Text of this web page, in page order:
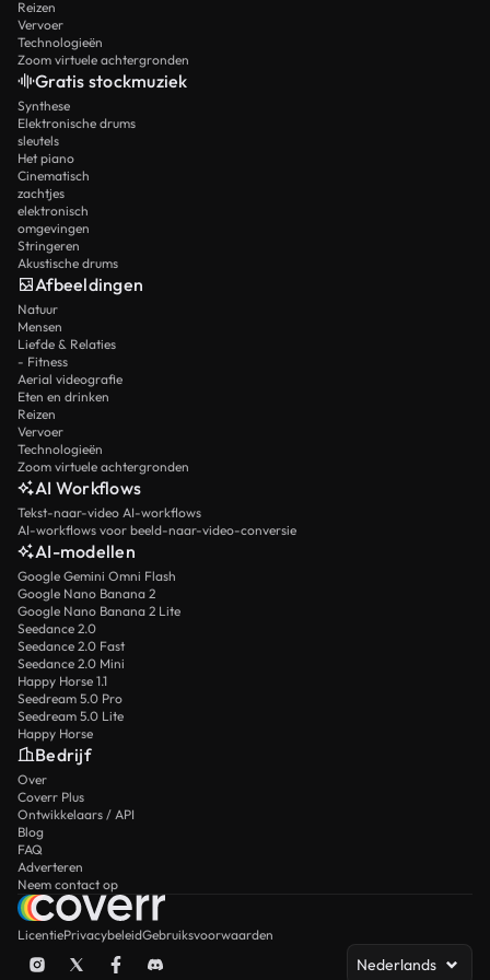
Reizen
Vervoer
Technologieën
Zoom virtuele achtergronden
Gratis stockmuziek
Synthese
Elektronische drums
sleutels
Het piano
Cinematisch
zachtjes
elektronisch
omgevingen
Stringeren
Akustische drums
Afbeeldingen
Natuur
Mensen
Liefde & Relaties
- Fitness
Aerial videografie
Eten en drinken
Reizen
Vervoer
Technologieën
Zoom virtuele achtergronden
AI Workflows
Tekst-naar-video AI-workflows
AI-workflows voor beeld-naar-video-conversie
AI-modellen
Google Gemini Omni Flash
Google Nano Banana 2
Google Nano Banana 2 Lite
Seedance 2.0
Seedance 2.0 Fast
Seedance 2.0 Mini
Happy Horse 1.1
Seedream 5.0 Pro
Seedream 5.0 Lite
Happy Horse
Bedrijf
Over
Coverr Plus
Ontwikkelaars / API
Blog
FAQ
Adverteren
Neem contact op
LicentiePrivacybeleidGebruiksvoorwaarden
Nederlands